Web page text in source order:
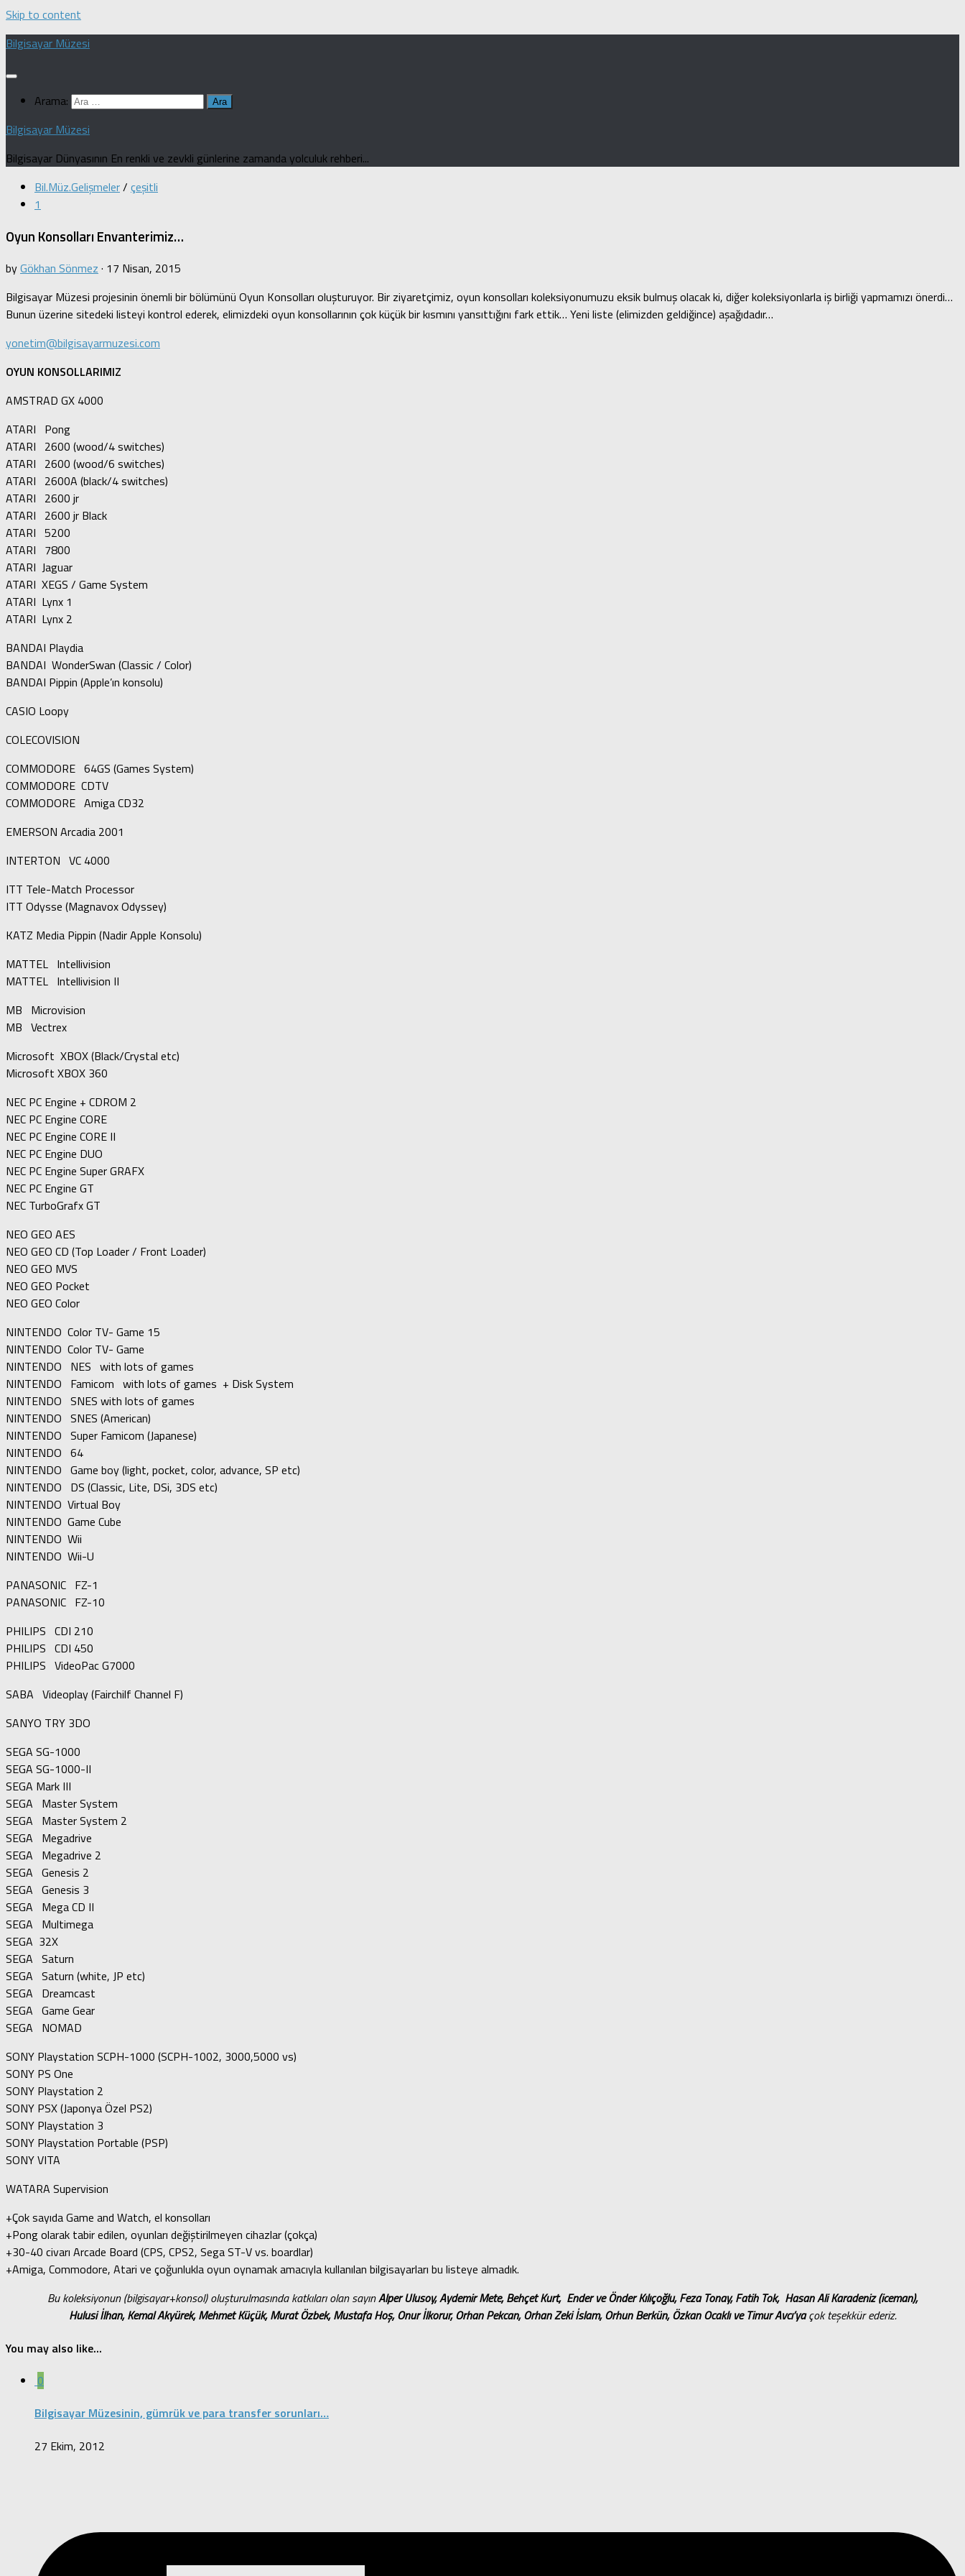
Skip to content
Bilgisayar Müzesi
Arama:
Bilgisayar Müzesi
Bilgisayar Dünyasının En renkli ve zevkli günlerine zamanda yolculuk rehberi...
Bil.Müz.Gelişmeler/ çeşitli
1
Oyun Konsolları Envanterimiz…
byGökhan Sönmez · 17 Nisan, 2015
Bilgisayar Müzesi projesinin önemli bir bölümünü Oyun Konsolları oluşturuyor. Bir ziyaretçimiz, oyun konsolları koleksiyonumuzu eksik bulmuş olacak ki, diğer koleksiyonlarla iş birliği yapmamızı önerdi…
Bunun üzerine sitedeki listeyi kontrol ederek, elimizdeki oyun konsollarının çok küçük bir kısmını yansıttığını fark ettik… Yeni liste (elimizden geldiğince) aşağıdadır…
yonetim@bilgisayarmuzesi.com
OYUN KONSOLLARIMIZ
AMSTRAD GX 4000
ATARI Pong
ATARI 2600 (wood/4 switches)
ATARI 2600 (wood/6 switches)
ATARI 2600A (black/4 switches)
ATARI 2600 jr
ATARI 2600 jr Black
ATARI 5200
ATARI 7800
ATARI Jaguar
ATARI XEGS / Game System
ATARI Lynx 1
ATARI Lynx 2
BANDAI Playdia
BANDAI WonderSwan (Classic / Color)
BANDAI Pippin (Apple’ın konsolu)
CASIO Loopy
COLECOVISION
COMMODORE 64GS (Games System)
COMMODORE CDTV
COMMODORE Amiga CD32
EMERSON Arcadia 2001
INTERTON VC 4000
ITT Tele-Match Processor
ITT Odysse (Magnavox Odyssey)
KATZ Media Pippin (Nadir Apple Konsolu)
MATTEL Intellivision
MATTEL Intellivision II
MB Microvision
MB Vectrex
Microsoft XBOX (Black/Crystal etc)
Microsoft XBOX 360
NEC PC Engine + CDROM 2
NEC PC Engine CORE
NEC PC Engine CORE II
NEC PC Engine DUO
NEC PC Engine Super GRAFX
NEC PC Engine GT
NEC TurboGrafx GT
NEO GEO AES
NEO GEO CD (Top Loader / Front Loader)
NEO GEO MVS
NEO GEO Pocket
NEO GEO Color
NINTENDO Color TV- Game 15
NINTENDO Color TV- Game
NINTENDO NES with lots of games
NINTENDO Famicom with lots of games + Disk System
NINTENDO SNES with lots of games
NINTENDO SNES (American)
NINTENDO Super Famicom (Japanese)
NINTENDO 64
NINTENDO Game boy (light, pocket, color, advance, SP etc)
NINTENDO DS (Classic, Lite, DSi, 3DS etc)
NINTENDO Virtual Boy
NINTENDO Game Cube
NINTENDO Wii
NINTENDO Wii-U
PANASONIC FZ-1
PANASONIC FZ-10
PHILIPS CDI 210
PHILIPS CDI 450
PHILIPS VideoPac G7000
SABA Videoplay (Fairchilf Channel F)
SANYO TRY 3DO
SEGA SG-1000
SEGA SG-1000-II
SEGA Mark III
SEGA Master System
SEGA Master System 2
SEGA Megadrive
SEGA Megadrive 2
SEGA Genesis 2
SEGA Genesis 3
SEGA Mega CD II
SEGA Multimega
SEGA 32X
SEGA Saturn
SEGA Saturn (white, JP etc)
SEGA Dreamcast
SEGA Game Gear
SEGA NOMAD
SONY Playstation SCPH-1000 (SCPH-1002, 3000,5000 vs)
SONY PS One
SONY Playstation 2
SONY PSX (Japonya Özel PS2)
SONY Playstation 3
SONY Playstation Portable (PSP)
SONY VITA
WATARA Supervision
+Çok sayıda Game and Watch, el konsolları
+Pong olarak tabir edilen, oyunları değiştirilmeyen cihazlar (çokça)
+30-40 civarı Arcade Board (CPS, CPS2, Sega ST-V vs. boardlar)
+Amiga, Commodore, Atari ve çoğunlukla oyun oynamak amacıyla kullanılan bilgisayarları bu listeye almadık.
Bu koleksiyonun (bilgisayar+konsol) oluşturulmasında katkıları olan sayınAlper Ulusoy,Aydemir Mete, Behçet Kurt, Ender ve Önder Kılıçoğlu, Feza Tonay, Fatih Tok, Hasan Ali Karadeniz (iceman),
Hulusi İlhan, Kemal Akyürek, Mehmet Küçük, Murat Özbek, Mustafa Hoş, Onur İlkorur, Orhan Pekcan, Orhan Zeki İslam, Orhun Berkün, Özkan Ocaklı ve Timur Avcı’yaçok teşekkür ederiz.
You may also like...
0
Bilgisayar Müzesinin, gümrük ve para transfer sorunları…
27 Ekim, 2012